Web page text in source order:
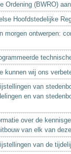
Ordening (BWRO)
Hoofdstedelijke
morgen ontwerpen:
kunnen wij ons
van
en van
over de
van elk van
van de